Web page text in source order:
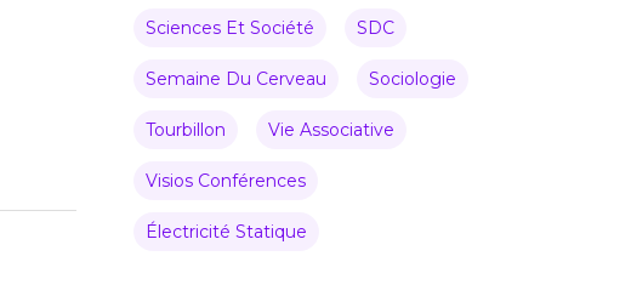
Sciences Et Société SDC
Semaine Du Cerveau Sociologie
Tourbillon Vie Associative
Visios Conférences
Électricité Statique